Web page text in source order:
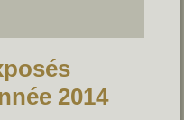
2014